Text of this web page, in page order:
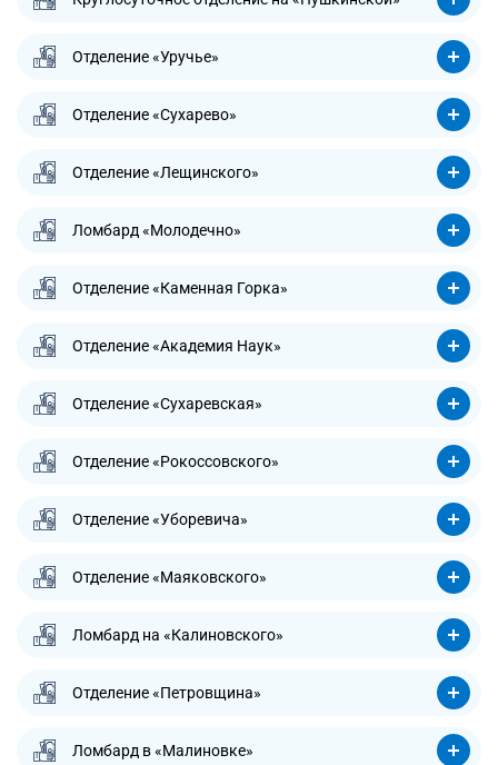
Отделение «Уручье»
Отделение «Сухарево»
Отделение «Лещинского»
Ломбард «Молодечно»
Отделение «Каменная Горка»
Отделение «Академия Наук»
Отделение «Сухаревская»
Отделение «Рокоссовского»
Отделение «Уборевича»
Отделение «Маяковского»
Ломбард на «Калиновского»
Отделение «Петровщина»
Ломбард в «Малиновке»